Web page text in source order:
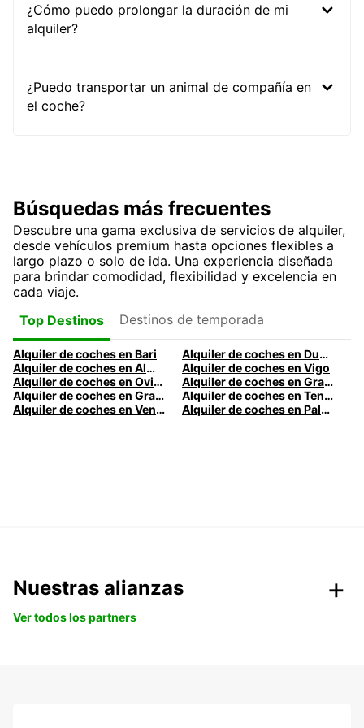
¿Cómo puedo prolongar la duración de mi
alquiler?
¿Puedo transportar un animal de compañía en
el coche?
Búsquedas más frecuentes
Descubre una gama exclusiva de servicios de alquiler,
desde vehículos premium hasta opciones flexibles a
largo plazo o solo de ida. Una experiencia diseñada
para brindar comodidad, flexibilidad y excelencia en
cada viaje.
Top Destinos
Destinos de temporada
Alquiler de coches en Bari
Alquiler de coches en Dublín
Alquiler de coches en Almería
Alquiler de coches en Vigo
Alquiler de coches en Oviedo
Alquiler de coches en Granada
Alquiler de coches en Gran Canaria
Alquiler de coches en Tenerife
Alquiler de coches en Venecia
Alquiler de coches en Palermo
Nuestras alianzas
Ver todos los partners